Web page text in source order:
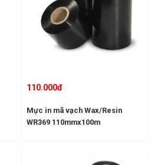
110.000đ
Mực in mã vạch Wax/Resin
WR369 110mmx100m